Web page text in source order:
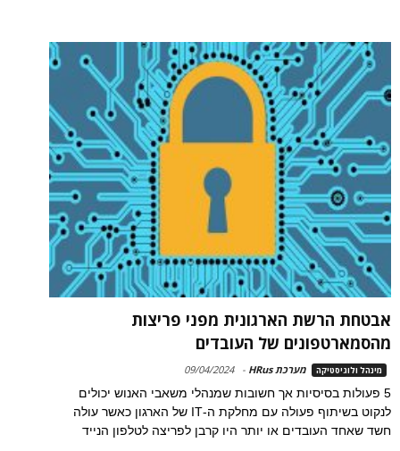
אבטחת הרשת הארגונית מפני פריצות
מהסמארטפונים של העובדים
מינהל ולוגיסטיקה מערכת HRus -
09/04/2024
5 פעולות בסיסיות אך חשובות שמנהלי משאבי האנוש יכולים
לנקוט בשיתוף פעולה עם מחלקת ה-IT של הארגון כאשר עולה
חשד שאחד העובדים או יותר היו קרבן לפריצה לטלפון הנייד